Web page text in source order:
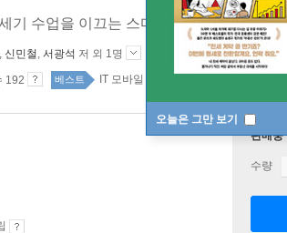
오늘은 그만 보기
기 수업을 이끄는 스마트한 구글 도구
, 신민철 , 서광석 저 외 1명 2020년 04월 27일
192 베스트 IT 모바일 top20 15주
판매중
수량